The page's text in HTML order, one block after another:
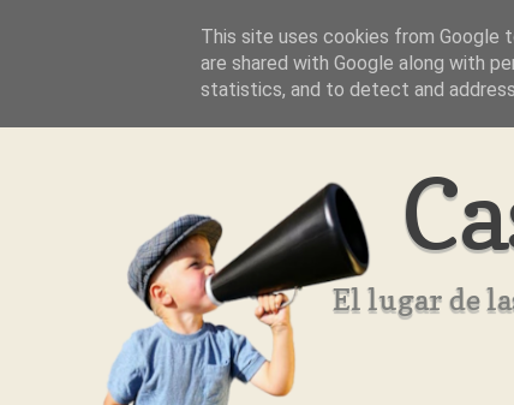
Aviso Legal Quienes Somos
El lugar de
This site uses cookies from Google
are shared with Google along with
statistics, and to detect and